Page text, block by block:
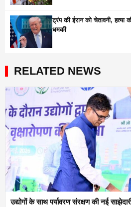
ट्रंप की ईरान को चेतावनी, हत्या
धमकी
RELATED NEWS
उद्योगों के साथ पर्यावरण संरक्षण की नई